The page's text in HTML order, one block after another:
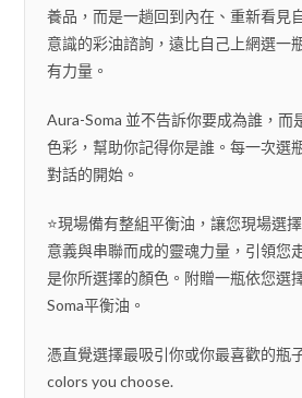
養品，而是一趟回到內在、重新看見
意識的彩油諮詢，遠比自己上網選一
有力量。
Aura-Soma 並不告訴你要成為誰，而
色彩，幫助你記得你是誰。每一次選
對話的開始。
⭐️現場備有整組平衡油，讓您現場選
意義與串聯而成的靈魂力量，引領您
是你所選擇的顏色。附贈一瓶依您選
Soma平衡油。
憑直覺選擇最吸引你或你最喜歡的瓶
colors you choose.